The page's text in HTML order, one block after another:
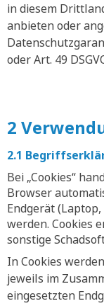
in diesem
anbieten oder
oder Art. 49
2
2.1
Bei „Cookies“
Browser
Endgerät
werden. Cookies
sonstige
In Cookies
jeweils im
eingesetzten